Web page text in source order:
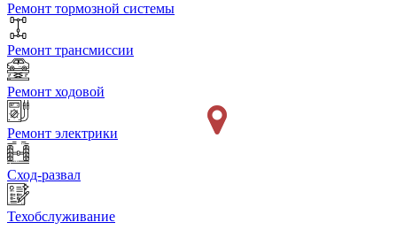
Ремонт тормозной системы
Ремонт трансмиссии
Ремонт ходовой
Ремонт электрики
Сход-развал
Техобслуживание